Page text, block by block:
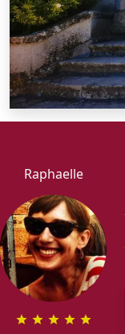
Raphaelle
star star star star star